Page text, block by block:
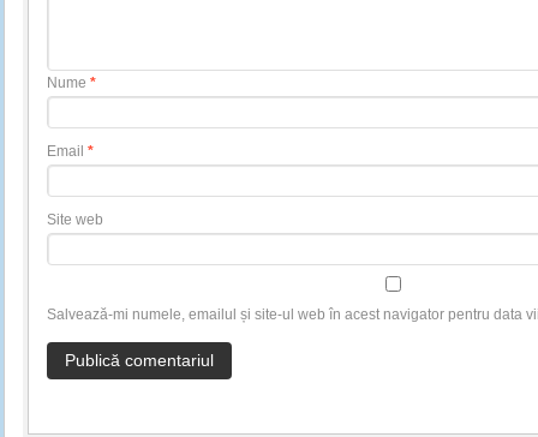
Nume *
Email *
Site web
Salvează-mi numele, emailul și site-ul web în acest navigator pentru data